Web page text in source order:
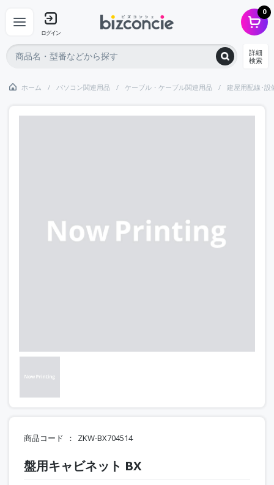
ログイン
0
詳細
検索
ホーム パソコン関連用品 ケーブル・ケーブル関連用品 建屋用配線･設
商品コード ZKW-BX704514
盤用キャビネット BX